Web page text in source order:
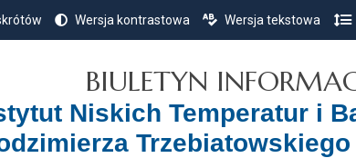
Przejdź do
Przejdź do
Przejdź do mapy
Wersja kontrastowa Wersja tekstowa
BIULETYN
Niskich Temperatur i